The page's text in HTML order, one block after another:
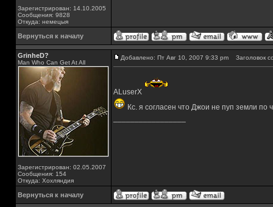
Зарегистрирован: 14.10.2005
Сообщения: 9828
Откуда: немецыя
Вернуться к началу
GrinheD?
Man Who Can Get At All
Зарегистрирован: 02.05.2007
Сообщения: 154
Откуда: Хохляндия
Добавлено: Пт Авг 10, 2007 9:33 pm Заголовок
ALuserX
Кс. я согласен что Джои не пуп земли по
Вернуться к началу